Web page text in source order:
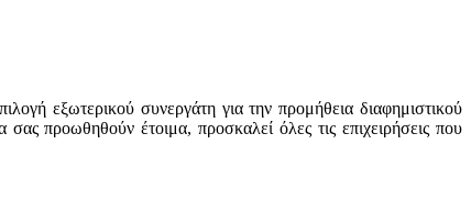
εξωτερικού συνεργάτη για την προμήθεια διαφημιστικού
προωθηθούν έτοιμα, προσκαλεί όλες τις επιχειρήσεις που